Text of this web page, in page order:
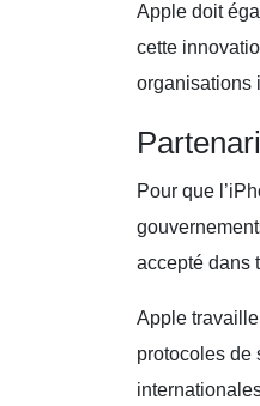
Apple doit
cette
organisations
Pour que
accepté dans
Apple
protocoles de